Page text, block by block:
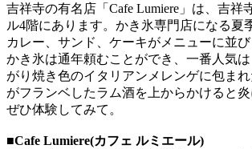
吉祥寺の有名店「Cafe Lumiere」は、吉祥
ル4階にあります。かき氷専門店になる夏
カレー、サンド、ケーキがメニューに並び
かき氷は通年頼むことができ、一番人気
がり焼き色のイタリアンメレンゲに包ま
がフランベしたラム酒を上からかけると
ぜひ体験してみて。
■Cafe Lumiere(カフェ ルミエール)